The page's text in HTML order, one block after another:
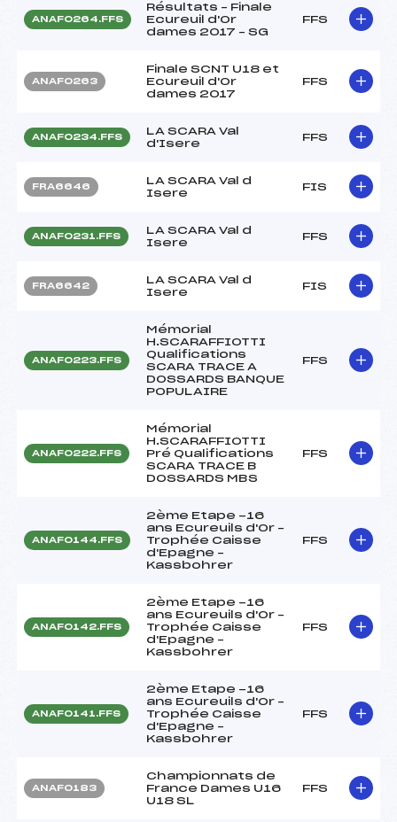
ANAF0264.FFS
Résultats – Finale
Ecureuil d'Or
dames 2017 – SG
FFS
ANAF0263
Finale SCNT U18 et
Ecureuil d'Or
dames 2017
FFS
ANAF0234.FFS
LA SCARA Val
d'Isere
FFS
FRA6646
LA SCARA Val d
Isere
FIS
ANAF0231.FFS
LA SCARA Val d
Isere
FFS
FRA6642
LA SCARA Val d
Isere
FIS
ANAF0223.FFS
Mémorial
H.SCARAFFIOTTI
Qualifications
SCARA TRACE A
DOSSARDS BANQUE
POPULAIRE
FFS
ANAF0222.FFS
Mémorial
H.SCARAFFIOTTI
Pré Qualifications
SCARA TRACE B
DOSSARDS MBS
FFS
ANAF0144.FFS
2ème Etape -16
ans Ecureuils d'Or –
Trophée Caisse
d'Epagne –
Kassbohrer
FFS
ANAF0142.FFS
2ème Etape -16
ans Ecureuils d'Or –
Trophée Caisse
d'Epagne –
Kassbohrer
FFS
ANAF0141.FFS
2ème Etape -16
ans Ecureuils d'Or –
Trophée Caisse
d'Epagne –
Kassbohrer
FFS
ANAF0183
Championnats de
France Dames U16
U18 SL
FFS